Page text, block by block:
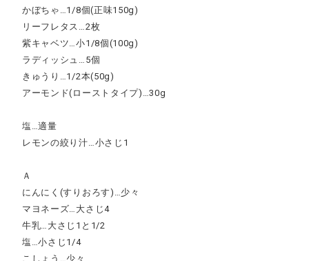
かぼちゃ…1/8個(正味150g)
リーフレタス…2枚
紫キャベツ…小1/8個(100g)
ラディッシュ…5個
きゅうり…1/2本(50g)
アーモンド(ローストタイプ)…30g
塩…適量
レモンの絞り汁…小さじ1
Ａ
にんにく(すりおろす)…少々
マヨネーズ…大さじ4
牛乳…大さじ1と1/2
塩…小さじ1/4
こしょう…少々